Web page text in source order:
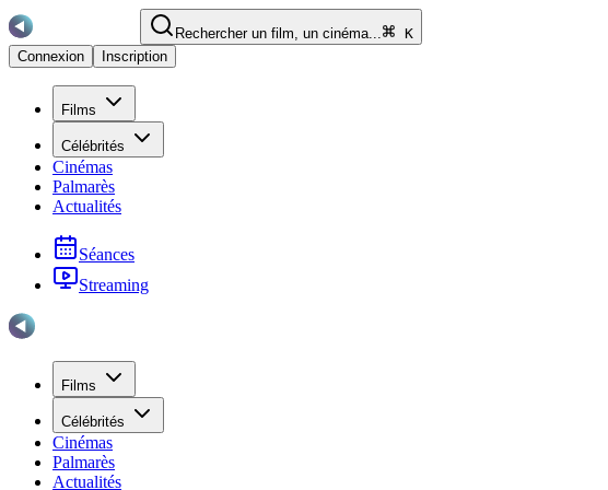
Rechercher un film, un cinéma...
K
Connexion
Inscription
Films
Célébrités
Cinémas
Palmarès
Actualités
Séances
Streaming
Films
Célébrités
Cinémas
Palmarès
Actualités